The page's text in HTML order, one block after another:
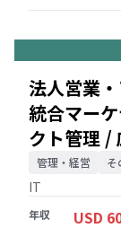
法人営業
統合マー
クト管理 /
管理・経営 そ
IT
年収 USD